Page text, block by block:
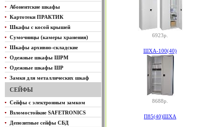
Абонентские шкафы
Картотеки ПРАКТИК
Шкафы с косой крышей
Сумочницы (камеры хранения)
Шкафы архивно-складские
Одежные шкафы ШРМ
Одежные шкафы ШР
Замки для металлических шкаф
СЕЙФЫ
Сейфы с электронным замком
Взломостойкие SAFETRONICS
Депозитные сейфы СБД
6923р.
ШХА-100(40)
8688р.
П85(40)ШХА